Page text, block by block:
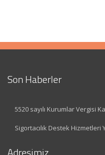
Son Haberler
5520 sayılı Kurumlar Vergisi
Sigortacılık Destek Hizmetleri